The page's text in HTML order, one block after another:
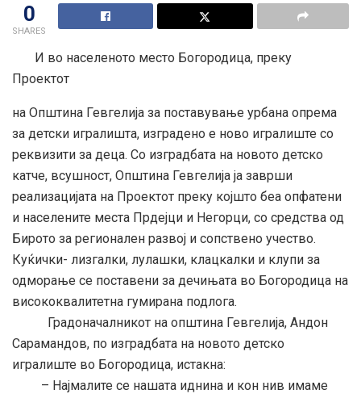
0
SHARES
И во населеното место Богородица, преку
Проектот
на Општина Гевгелија за поставување урбана опрема
за детски игралишта, изградено е ново игралиште со
реквизити за деца. Со изградбата на новото детско
катче, всушност, Општина Гевгелија ја заврши
реализацијата на Проектот преку којшто беа опфатени
и населените места Прдејци и Негорци, со средства од
Бирото за регионален развој и сопствено учество.
Куќички- лизгалки, лулашки, клацкалки и клупи за
одморање се поставени за дечињата во Богородица на
висококвалитетна гумирана подлога.
Градоначалникот на општина Гевгелија, Андон
Сарамандов, по изградбата на новото детско
игралиште во Богородица, истакна:
– Најмалите се нашата иднина и кон нив имаме